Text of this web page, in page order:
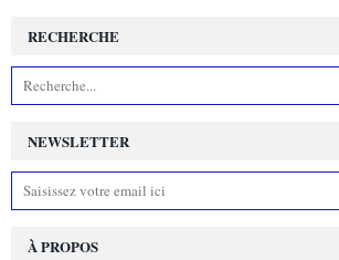
NEWSLETTER
RECHERCHE
À PROPOS